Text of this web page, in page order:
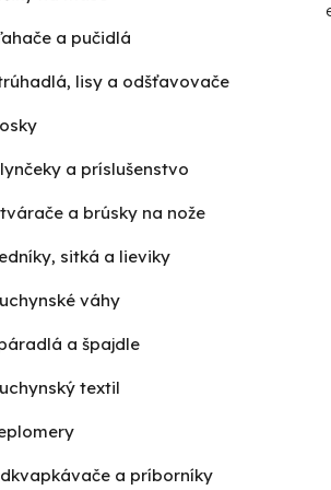
a pučidlá
lisy a odšťavovače
a príslušenstvo
a brúsky na nože
sitká a lieviky
váhy
a špajdle
textil
a príborníky